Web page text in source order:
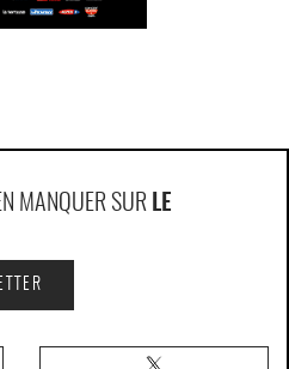
MANQUER SUR LE